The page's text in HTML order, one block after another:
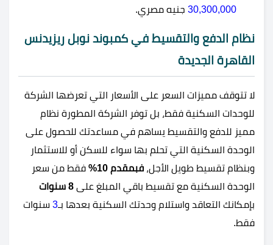
30,300,000 جنيه مصري.
نظام الدفع والتقسيط في كمبوند نوبل ريزيدنس
القاهرة الجديدة
لا تتوقف مميزات السعر على الأسعار التي تعرضها الشركة
للوحدات السكنية فقط، بل توفر الشركة المطورة نظام
مميز للدفع والتقسيط يساهم في مساعدتك للحصول على
الوحدة السكنية التي تحلم بها سواء للسكن أو للاستثمار
وبنظام تقسيط طويل الأجل، فبمقدم 10%
فقط من سعر
الوحدة السكنية مع تقسيط باقي المبلغ على 8 سنوات
بإمكانك التعاقد واستلام وحدتك السكنية بعدها بـ3 سنوات
فقط.